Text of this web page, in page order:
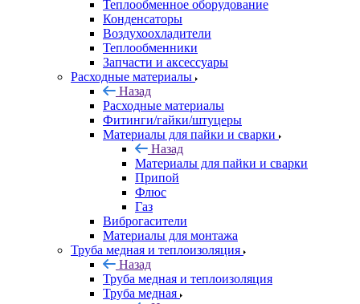
Теплообменное оборудование
Конденсаторы
Воздухоохладители
Теплообменники
Запчасти и аксессуары
Расходные материалы
Назад
Расходные материалы
Фитинги/гайки/штуцеры
Материалы для пайки и сварки
Назад
Материалы для пайки и сварки
Припой
Флюс
Газ
Виброгасители
Материалы для монтажа
Труба медная и теплоизоляция
Назад
Труба медная и теплоизоляция
Труба медная